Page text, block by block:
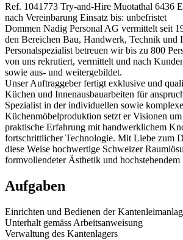
Ref. 1041773 Try-and-Hire Muotathal 6436
nach Vereinbarung Einsatz bis: unbefristet
Dommen Nadig Personal AG vermittelt seit
den Bereichen Bau, Handwerk, Technik und
Personalspezialist betreuen wir bis zu 800
von uns rekrutiert, vermittelt und nach
sowie aus- und weitergebildet.
Unser Auftraggeber fertigt exklusive und
Küchen und Innenausbauarbeiten für
Spezialist in der individuellen sowie
Küchenmöbelproduktion setzt er Visionen
praktische Erfahrung mit handwerklichem
fortschrittlicher Technologie. Mit Liebe zum
diese Weise hochwertige Schweizer
formvollendeter Ästhetik und hochstehendem
Aufgaben
Einrichten und Bedienen der
Unterhalt gemäss Arbeitsanweisung
Verwaltung des Kantenlagers